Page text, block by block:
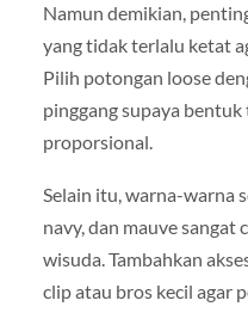
Namun demikian,
yang tidak terlalu ketat
Pilih potongan loose
pinggang supaya
proporsional.
Selain itu, warna-warna
navy, dan mauve sangat
wisuda. Tambahkan
clip atau bros kecil agar